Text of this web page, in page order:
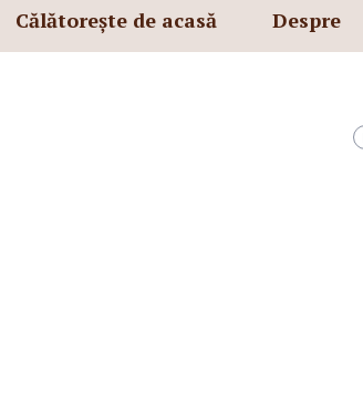
Călătorește de acasă Despre